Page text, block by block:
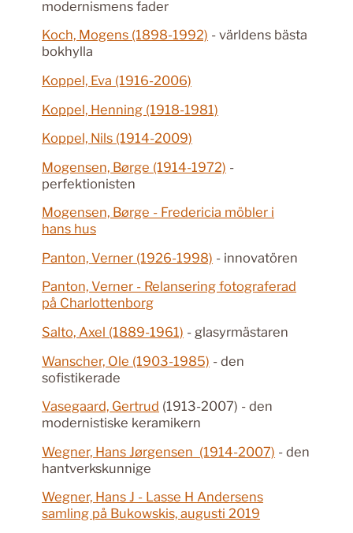
modernismens fader
Koch, Mogens (1898-1992) - världens bästa
bokhylla
Koppel, Eva (1916-2006)
Koppel, Henning (1918-1981)
Koppel, Nils (1914-2009)
Mogensen, Børge (1914-1972) -
perfektionisten
Mogensen, Børge - Fredericia möbler i
hans hus
Panton, Verner (1926-1998) - innovatören
Panton, Verner - Relansering fotograferad
på Charlottenborg
Salto, Axel (1889-1961) - glasyrmästaren
Wanscher, Ole (1903-1985) - den
sofistikerade
Vasegaard, Gertrud (1913-2007) - den
modernistiske keramikern
Wegner, Hans Jørgensen (1914-2007) - den
hantverkskunnige
Wegner, Hans J - Lasse H Andersens
samling på Bukowskis, augusti 2019